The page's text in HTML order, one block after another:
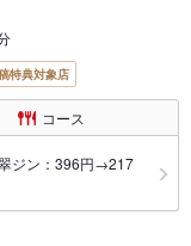
特典対象店
コース
翠ジン：396円→217